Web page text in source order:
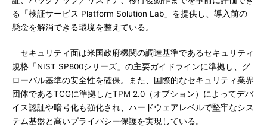
る「検証サービス Platform Solution Lab」を提供し、導入前の
懸念を解消できる環境を整えている。
セキュリティ面は米国政府機関の調達基準であるセキュリティ
規格「NIST SP800シリーズ」の主要ガイドラインに準拠し、グ
ローバル基準の安全性を確保。また、国際的なセキュリティ業界
団体であるTCGに準拠したTPM 2.0（オプション）によってデバ
イス認証や暗号化も強化され、ハードウェアレベルで堅牢なシス
テム基盤と高いプライバシー保護を実現している。